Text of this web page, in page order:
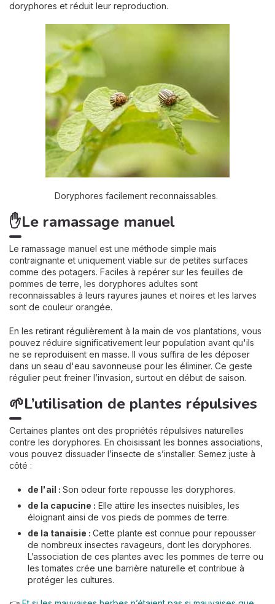
doryphores et réduit leur reproduction.
Doryphores facilement reconnaissables.
✋Le ramassage manuel
Le ramassage manuel est une méthode simple mais
contraignante et uniquement viable sur de petites surfaces
comme des potagers. Faciles à repérer sur les feuilles de
pommes de terre, les doryphores adultes sont
reconnaissables à leurs rayures jaunes et noires et les larves
sont de couleur orangée.
En les retirant régulièrement à la main de vos plantations, vous
pouvez réduire significativement leur population avant qu'ils
ne se reproduisent en masse. Il vous suffira de les déposer
dans un seau d'eau savonneuse pour les éliminer. Ce geste
régulier peut freiner l’invasion, surtout en début de saison.
🌱L’utilisation de plantes répulsives
Certaines plantes ont des propriétés répulsives naturelles
contre les doryphores. En choisissant les bonnes associations,
vous pouvez dissuader l’insecte de s’installer. Semez juste à
côté :
de l'ail : Son odeur forte repousse les doryphores.
de la capucine : Elle attire les insectes nuisibles, les
éloignant ainsi de vos pieds de pommes de terre.
de la tanaisie : Cette plante est connue pour repousser
de nombreux insectes ravageurs, dont les doryphores.
L’association de ces plantes avec les pommes de terre ou
les tomates crée une barrière naturelle et contribue à
protéger les cultures.